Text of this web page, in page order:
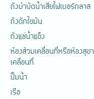
ถังบำบัดน้ำเสียไฟเบอร์กลาส
ถังดักไขมัน
ถังแช่น้ำแข็ง
ห้องส้วมเคลื่อนที่หรือห้องสุขา
เคลื่อนที่
ปั๊มน้ำ
เรือ